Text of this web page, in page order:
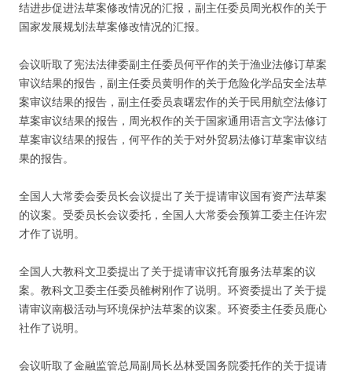
结进步促进法草案修改情况的汇报，副主任委员周光权作的关于
国家发展规划法草案修改情况的汇报。
会议听取了宪法法律委副主任委员何平作的关于渔业法修订草案
审议结果的报告，副主任委员黄明作的关于危险化学品安全法草
案审议结果的报告，副主任委员袁曙宏作的关于民用航空法修订
草案审议结果的报告，周光权作的关于国家通用语言文字法修订
草案审议结果的报告，何平作的关于对外贸易法修订草案审议结
果的报告。
全国人大常委会委员长会议提出了关于提请审议国有资产法草案
的议案。受委员长会议委托，全国人大常委会预算工委主任许宏
才作了说明。
全国人大教科文卫委提出了关于提请审议托育服务法草案的议
案。教科文卫委主任委员雒树刚作了说明。环资委提出了关于提
请审议南极活动与环境保护法草案的议案。环资委主任委员鹿心
社作了说明。
会议听取了金融监管总局副局长丛林受国务院委托作的关于提请